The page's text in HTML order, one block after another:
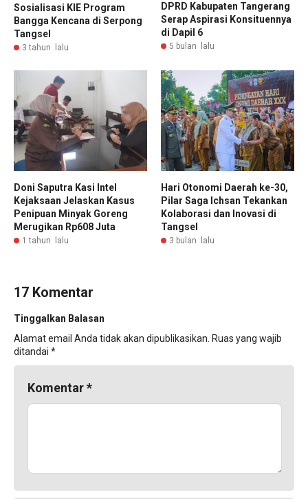
Sosialisasi KIE Program
Bangga Kencana di Serpong
Tangsel
3 tahun lalu
DPRD Kabupaten Tangerang
Serap Aspirasi Konsituennya
di Dapil 6
5 bulan lalu
Doni Saputra Kasi Intel
Kejaksaan Jelaskan Kasus
Penipuan Minyak Goreng
Merugikan Rp608 Juta
1 tahun lalu
Hari Otonomi Daerah ke-30,
Pilar Saga Ichsan Tekankan
Kolaborasi dan Inovasi di
Tangsel
3 bulan lalu
17 Komentar
Tinggalkan Balasan
Alamat email Anda tidak akan dipublikasikan. Ruas yang wajib
ditandai *
Komentar*